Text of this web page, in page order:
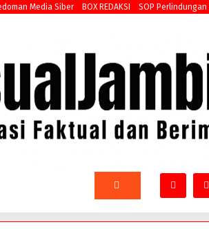
Media Siber BOX REDAKSI SOP